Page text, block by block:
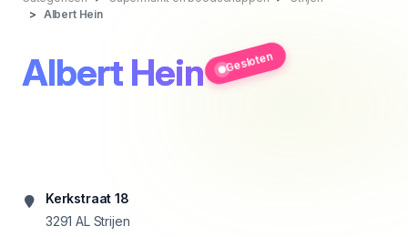
Albert Hein
Albert Hein Gesloten
Kerkstraat 18
3291 AL Strijen